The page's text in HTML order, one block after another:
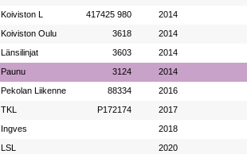
Koiviston L 417425 980 2014
Koiviston Oulu 3618 2014
Länsilinjat 3603 2014
Paunu 3124 2014
Pekolan Liikenne 88334 2016
TKL P172174 2017
Ingves 2018
LSL 2020